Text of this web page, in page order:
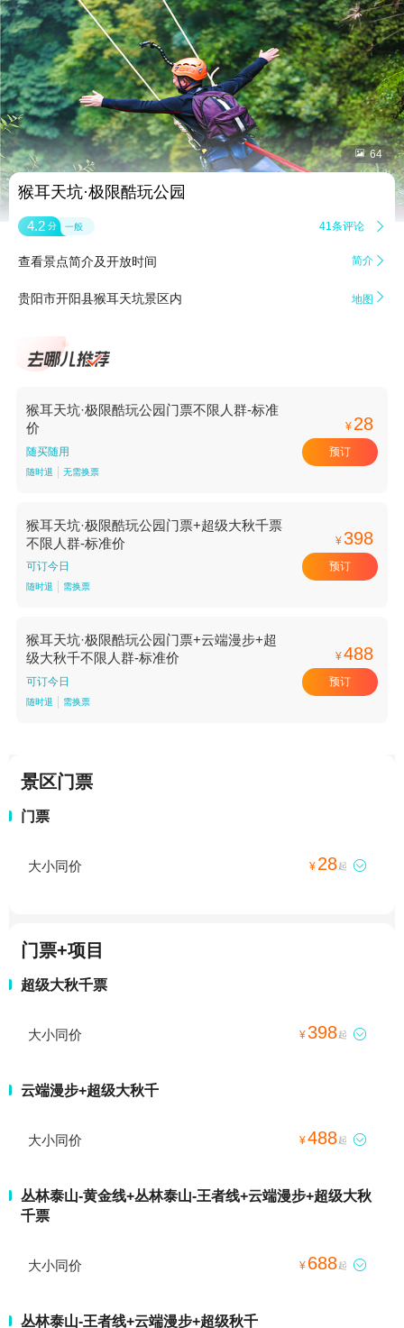
 64
猴耳天坑·极限酷玩公园
4.2 分 一般 41条评论 
查看景点简介及开放时间 简介 
贵阳市开阳县猴耳天坑景区内 地图 
猴耳天坑·极限酷玩公园门票不限人群-标准
价
随买随用
随时退 无需换票
¥ 28
预订
猴耳天坑·极限酷玩公园门票+超级大秋千票
不限人群-标准价
可订今日
随时退 需换票
¥398
预订
猴耳天坑·极限酷玩公园门票+云端漫步+超
级大秋千不限人群-标准价
可订今日
随时退 需换票
¥488
预订
景区门票
门票
大小同价 ¥ 28起 
门票+项目
超级大秋千票
大小同价 ¥398起 
云端漫步+超级大秋千
大小同价 ¥488起 
丛林泰山-黄金线+丛林泰山-王者线+云端漫步+超级大秋
千票
大小同价 ¥ 688起 
丛林泰山-王者线+云端漫步+超级秋千
